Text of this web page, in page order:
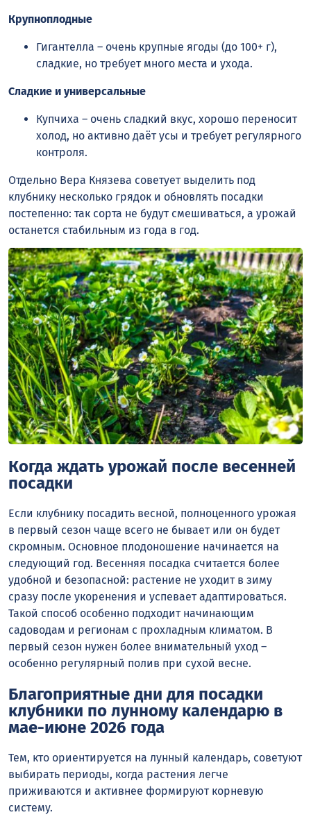
Крупноплодные
Гигантелла – очень крупные ягоды (до 100+ г),
сладкие, но требует много места и ухода.
Сладкие и универсальные
Купчиха – очень сладкий вкус, хорошо переносит
холод, но активно даёт усы и требует регулярного
контроля.
Отдельно Вера Князева советует выделить под
клубнику несколько грядок и обновлять посадки
постепенно: так сорта не будут смешиваться, а урожай
останется стабильным из года в год.
Когда ждать урожай после весенней
посадки
Если клубнику посадить весной, полноценного урожая
в первый сезон чаще всего не бывает или он будет
скромным. Основное плодоношение начинается на
следующий год. Весенняя посадка считается более
удобной и безопасной: растение не уходит в зиму
сразу после укоренения и успевает адаптироваться.
Такой способ особенно подходит начинающим
садоводам и регионам с прохладным климатом. В
первый сезон нужен более внимательный уход –
особенно регулярный полив при сухой весне.
Благоприятные дни для посадки
клубники по лунному календарю в
мае-июне 2026 года
Тем, кто ориентируется на лунный календарь, советуют
выбирать периоды, когда растения легче
приживаются и активнее формируют корневую
систему.